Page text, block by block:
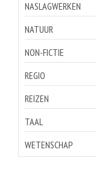
NASLAGWERKEN
NATUUR
NON-FICTIE
REGIO
REIZEN
TAAL
WETENSCHAP